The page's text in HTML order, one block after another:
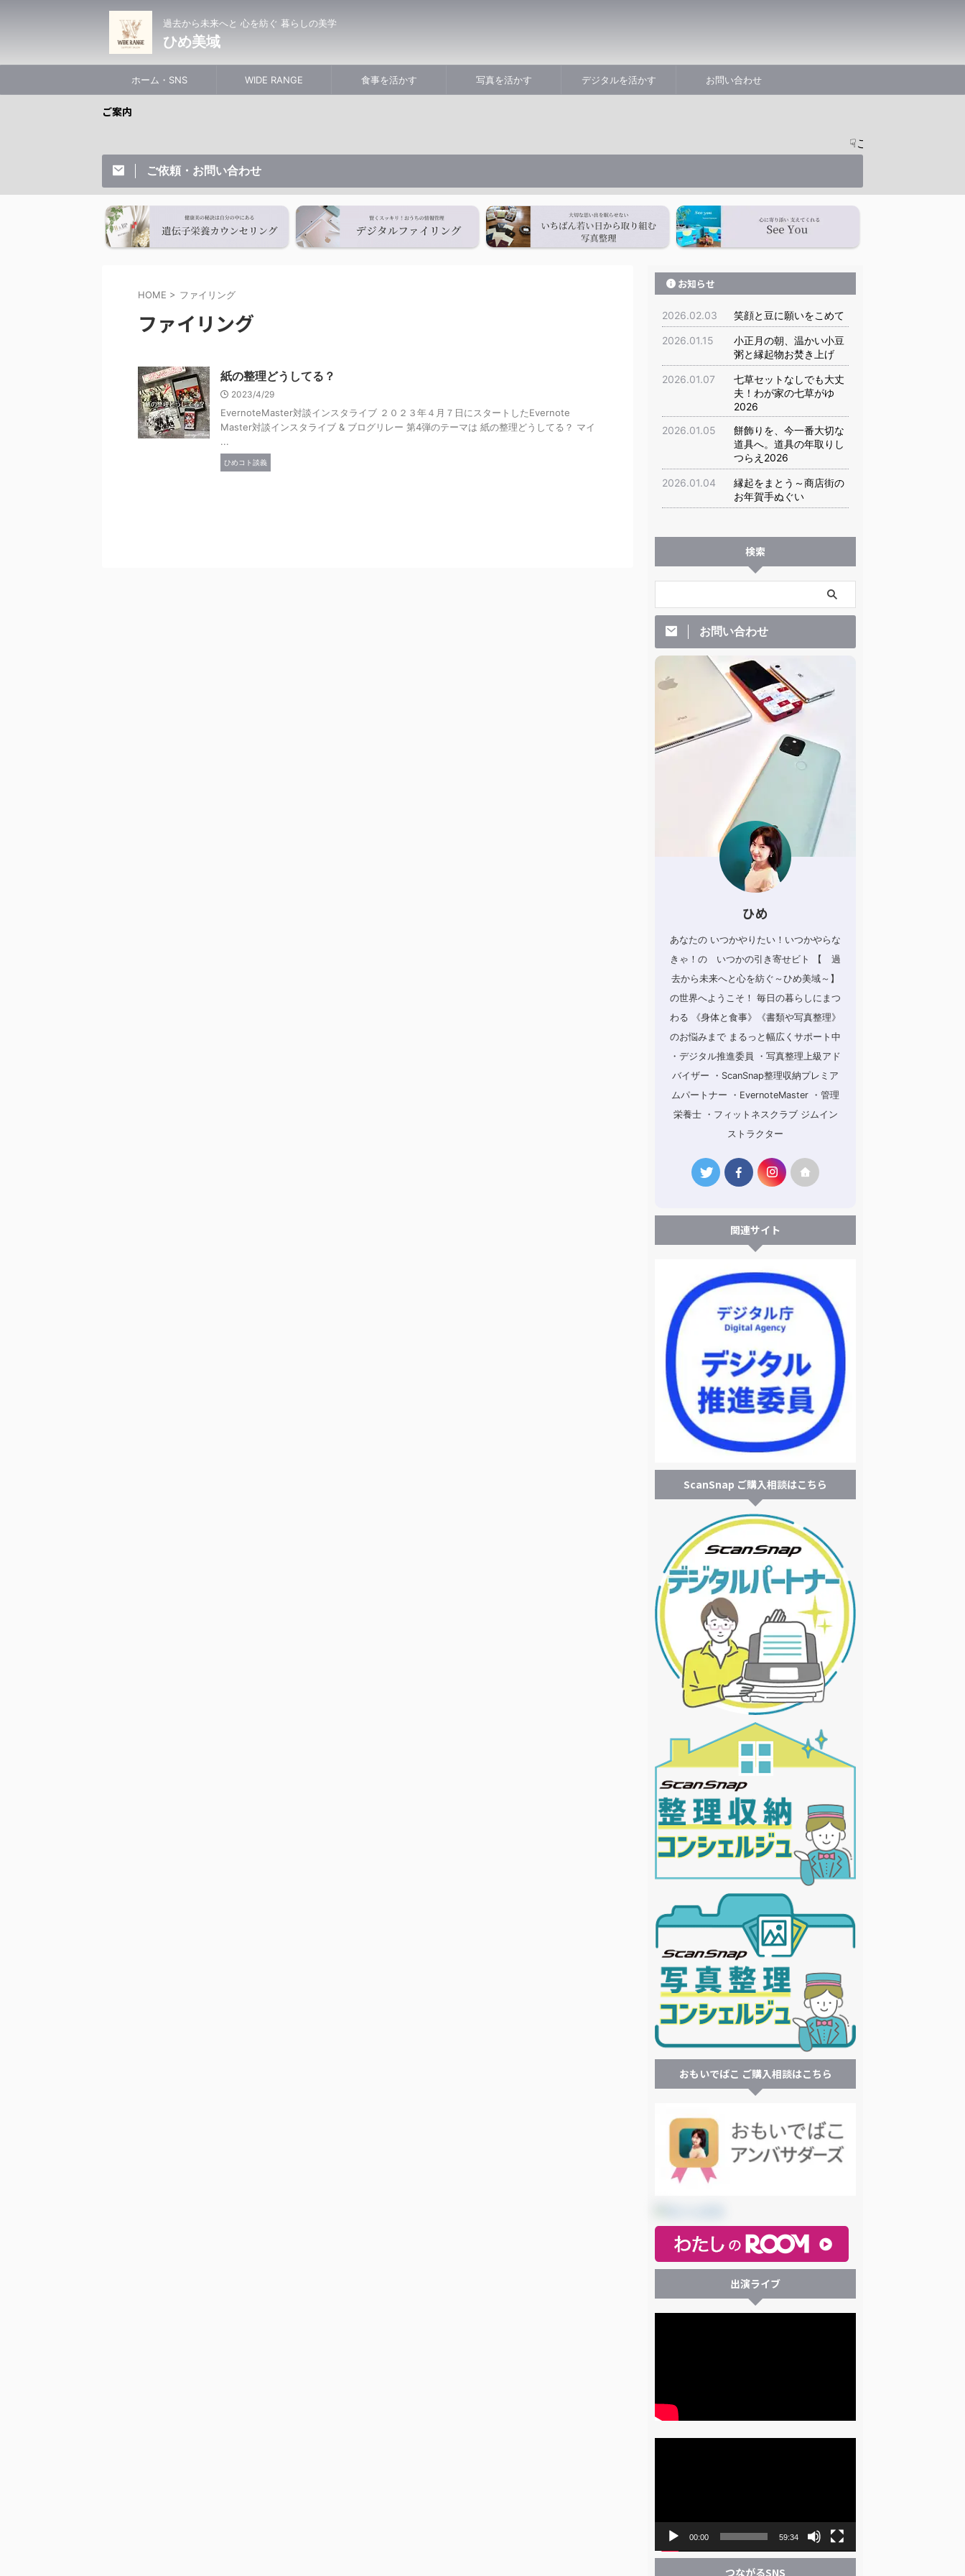
過去から未来へと 心を紡ぐ 暮らしの美学
ひめ美域
ホーム・SNS WIDE RANGE 食事を活かす 写真を活かす デジタルを活かす お問い合わせ
ご案内
☟ご相談ご予約はこちらからど
ご依頼・お問い合わせ
HOME > ファイリング
ファイリング
紙の整理どうしてる？
2023/4/29
EvernoteMaster対談インスタライブ ２０２３年４月７日にスタートしたEvernote
Master対談インスタライブ & ブログリレー 第4弾のテーマは 紙の整理どうしてる？ マイ
...
ひめコト談義
お知らせ
2026.02.03 笑顔と豆に願いをこめて
2026.01.15
小正月の朝、温かい小豆
粥と縁起物お焚き上げ
2026.01.07
七草セットなしでも大丈
夫！わが家の七草がゆ
2026
2026.01.05
餅飾りを、今一番大切な
道具へ。道具の年取りし
つらえ2026
2026.01.04
縁起をまとう～商店街の
お年賀手ぬぐい
検索
お問い合わせ
ひめ
あなたの いつかやりたい！いつかやらな
きゃ！の いつかの引き寄せビト 【 過
去から未来へと心を紡ぐ～ひめ美域～】
の世界へようこそ！ 毎日の暮らしにまつ
わる 《身体と食事》《書類や写真整理》
のお悩みまで まるっと幅広くサポート中
・デジタル推進委員 ・写真整理上級アド
バイザー ・ScanSnap整理収納プレミア
ムパートナー ・EvernoteMaster ・管理
栄養士 ・フィットネスクラブ ジムイン
ストラクター
関連サイト
ScanSnap ご購入相談はこちら
おもいでばこ ご購入相談はこちら
出演ライブ
ヤ
00:00 59:34
つながるSNS